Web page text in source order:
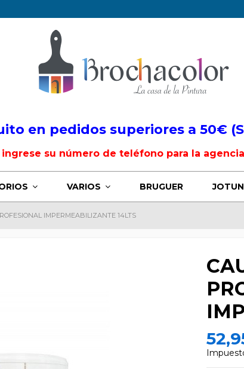
en pedidos superiores a 50€
ingrese su número de teléfono para la
VARIOS BRUGUER JOTUN
IMPERMEABILIZANTE 14LTS